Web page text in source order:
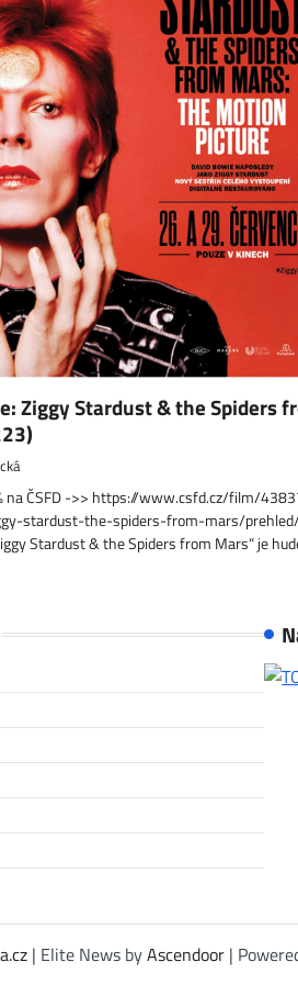
Ziggy Stardust & the Spiders
na ČSFD ->> https://www.csfd.cz/film/
stardust-the-spiders-from-mars/
Stardust & the Spiders from Mars“ je
| Elite News byAscendoor|